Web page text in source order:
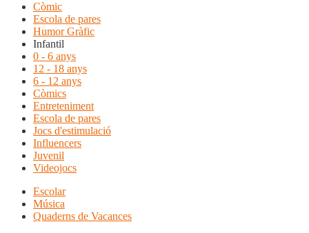
Còmic
Escola de pares
Humor Gràfic
Infantil
0 - 6 anys
12 - 18 anys
6 - 12 anys
Còmics
Entreteniment
Escola de pares
Jocs d'estimulació
Influencers
Juvenil
Videojocs
Escolar
Música
Quaderns de Vacances